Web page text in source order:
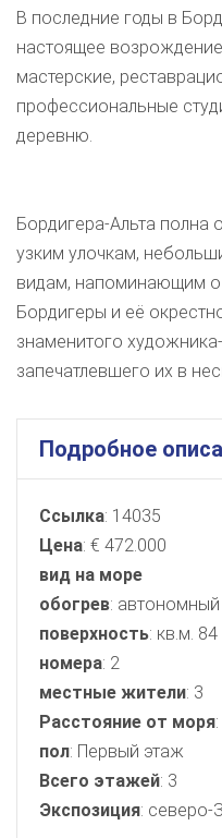
В последние годы в
настоящее
мастерские,
профессиональные
деревню.
Бордигера-Альта полна
узким улочкам,
видам, напоминающим
Бордигеры и её
знаменитого
запечатлевшего их в
Подробное
Ссылка: 14035
Цена: € 472.000
вид на море
обогрев: автономный
поверхность: кв.м. 84
номера: 2
местные жители: 3
Расстояние от моря
пол: Первый этаж
Всего этажей: 3
Экспозиция: северо-